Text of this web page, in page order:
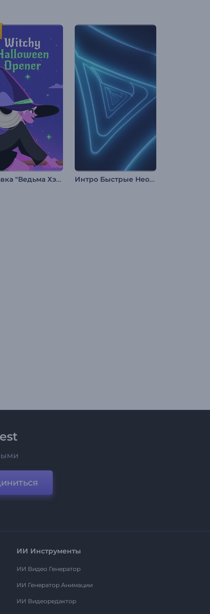
Заставка "Ведьма Хэллоуина" Интро Быстрые Неоновые Слои
ИИ Инструменты
ИИ Видео Генератор
ИИ Генератор Анимации
ИИ Видеоредактор